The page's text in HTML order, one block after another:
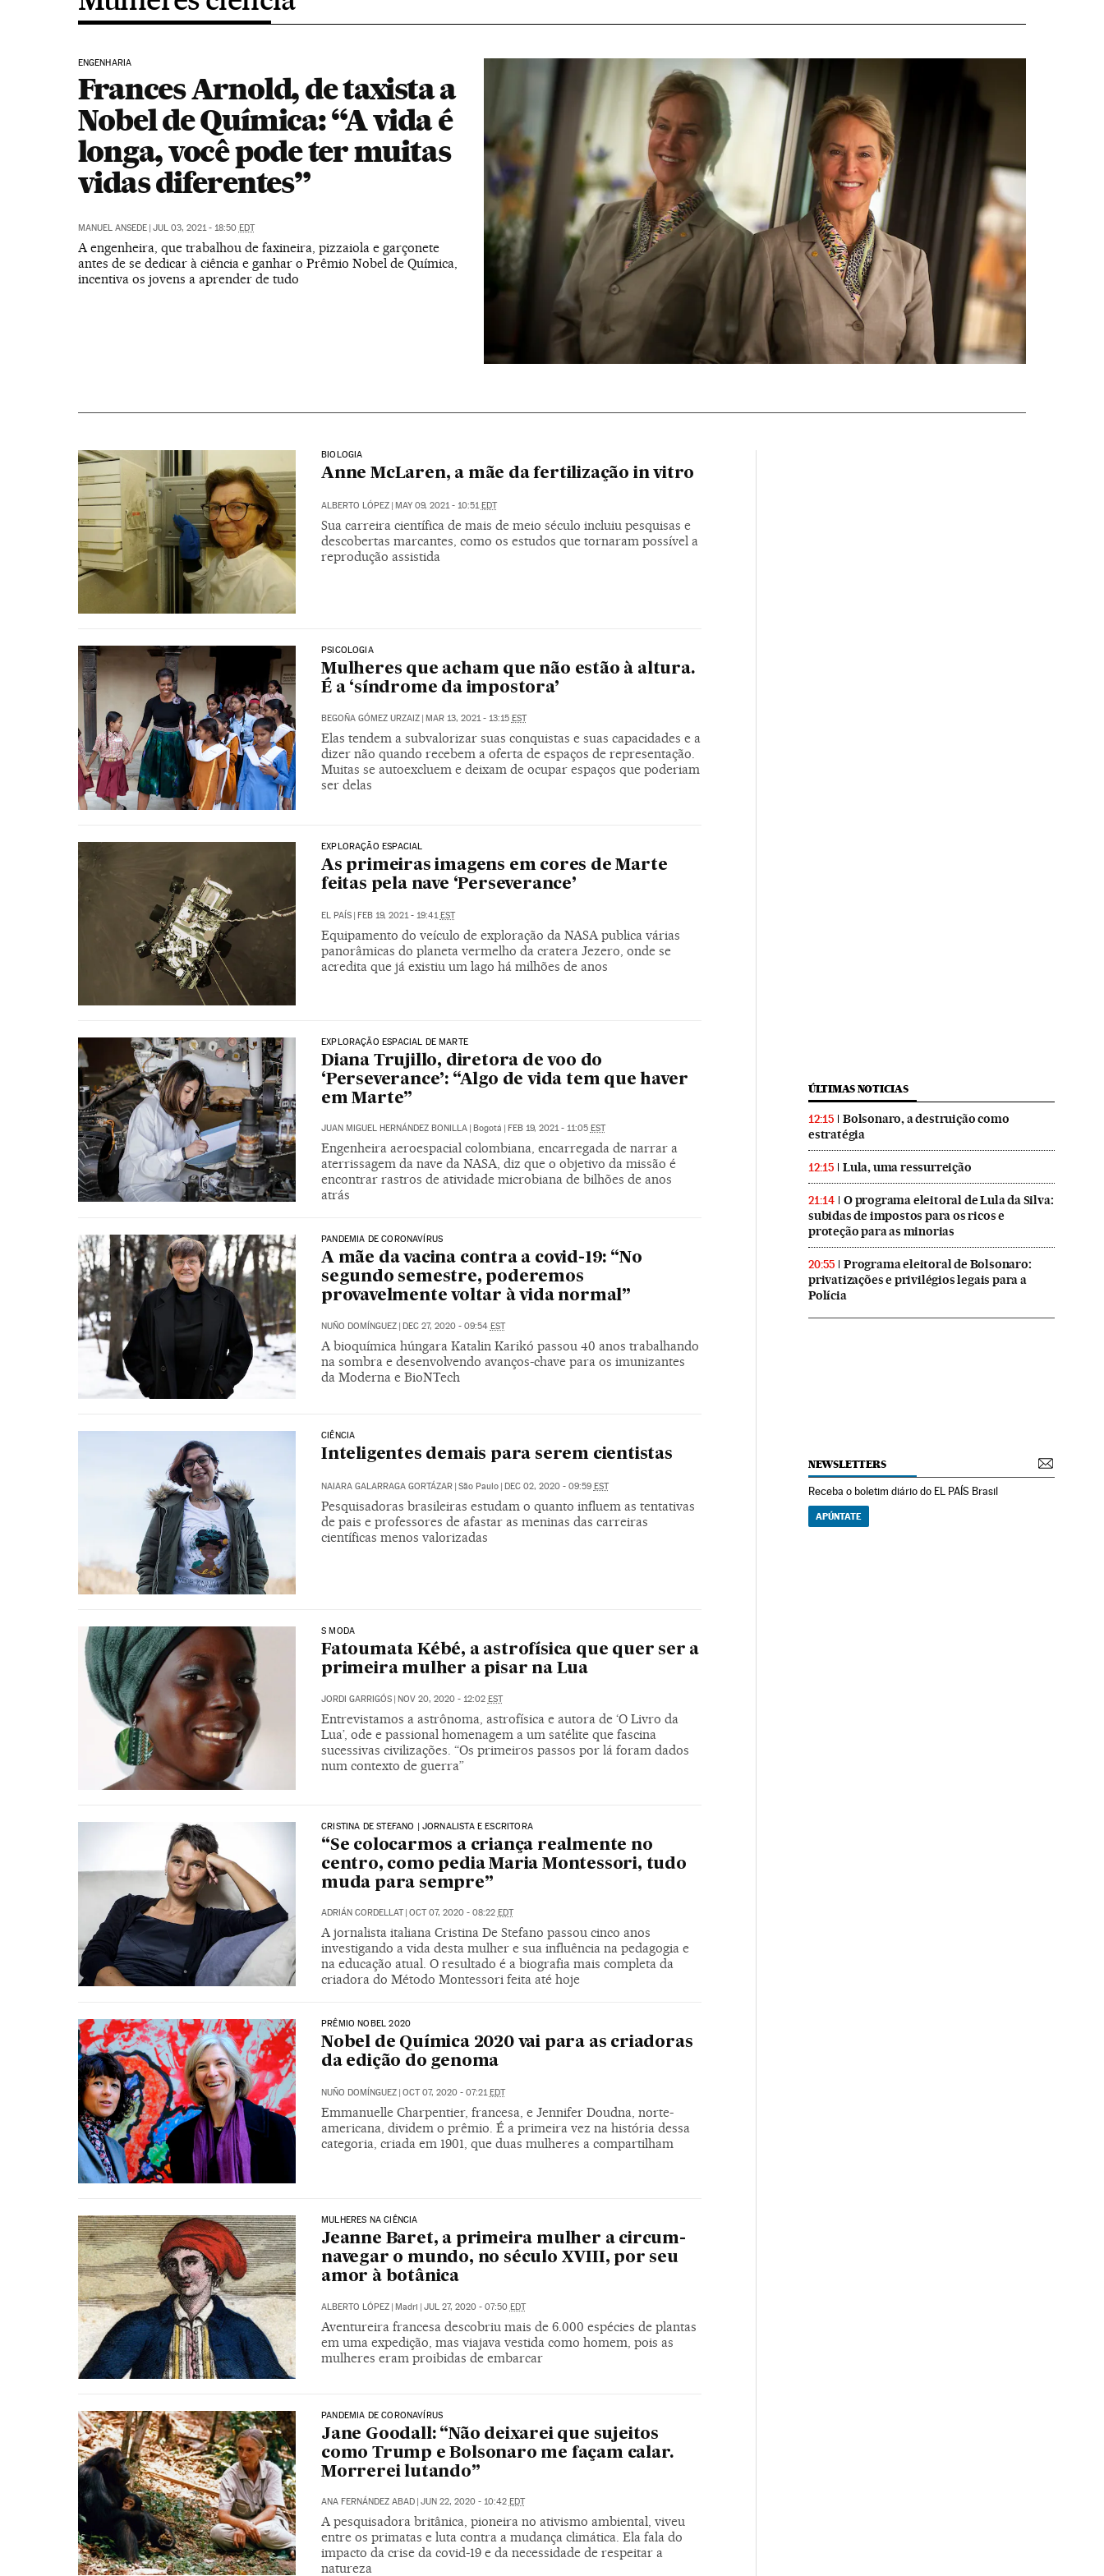
ENGENHARIA
Frances Arnold, de taxista a
Nobel de Química: “A vida é
longa, você pode ter muitas
vidas diferentes”
MANUEL ANSEDE | JUL 03, 2021 - 18:50 EDT
A engenheira, que trabalhou de faxineira, pizzaiola e garçonete
antes de se dedicar à ciência e ganhar o Prêmio Nobel de Química,
incentiva os jovens a aprender de tudo
BIOLOGIA
Anne McLaren, a mãe da fertilização in vitro
ALBERTO LÓPEZ | MAY 09, 2021 - 10:51EDT
Sua carreira científica de mais de meio século incluiu pesquisas e
descobertas marcantes, como os estudos que tornaram possível a
reprodução assistida
PSICOLOGIA
Mulheres que acham que não estão à altura.
É a ‘síndrome da impostora’
BEGOÑA GÓMEZ URZAIZ MAR 13, 2021 - 13:15 EST
Elas tendem a subvalorizar suas conquistas e suas capacidades e a
dizer não quando recebem a oferta de espaços de representação.
Muitas se autoexcluem e deixam de ocupar espaços que poderiam
ser delas
EXPLORAÇÃO ESPACIAL
As primeiras imagens em cores de Marte
feitas pela nave ‘Perseverance’
EL PAÍS | FEB 19, 2021 - 19:41EST
Equipamento do veículo de exploração da NASA publica várias
panorâmicas do planeta vermelho da cratera Jezero, onde se
acredita que já existiu um lago há milhões de anos
EXPLORAÇÃO ESPACIAL DE MARTE
Diana Trujillo, diretora de voo do
‘Perseverance’: “Algo de vida tem que haver
em Marte”
JUAN MIGUEL HERNÁNDEZ BONILLA Bogotá FEB 19, 2021 - 11:05 EST
Engenheira aeroespacial colombiana, encarregada de narrar a
aterrissagem da nave da NASA, diz que o objetivo da missão é
encontrar rastros de atividade microbiana de bilhões de anos
atrás
PANDEMIA DE CORONAVÍRUS
A mãe da vacina contra a covid-19: “No
segundo semestre, poderemos
provavelmente voltar à vida normal”
NUÑO DOMÍNGUEZ | DEC 27, 2020 - 09:54 EST
A bioquímica húngara Katalin Karikó passou 40 anos trabalhando
na sombra e desenvolvendo avanços-chave para os imunizantes
da Moderna e BioNTech
CIÊNCIA
Inteligentes demais para serem cientistas
NAIARA GALARRAGA GORTÁZAR | São Paulo | DEC 02, 2020 - 09:59 EST
Pesquisadoras brasileiras estudam o quanto influem as tentativas
de pais e professores de afastar as meninas das carreiras
científicas menos valorizadas
S MODA
Fatoumata Kébé, a astrofísica que quer ser a
primeira mulher a pisar na Lua
JORDI GARRIGÓS | NOV 20, 2020 - 12:02 EST
Entrevistamos a astrônoma, astrofísica e autora de ‘O Livro da
Lua’, ode e passional homenagem a um satélite que fascina
sucessivas civilizações. “Os primeiros passos por lá foram dados
num contexto de guerra”
CRISTINA DE STEFANO | JORNALISTA E ESCRITORA
“Se colocarmos a criança realmente no
centro, como pedia Maria Montessori, tudo
muda para sempre”
ADRIÁN CORDELLAT OCT 07, 2020 - 08:22 EDT
A jornalista italiana Cristina De Stefano passou cinco anos
investigando a vida desta mulher e sua influência na pedagogia e
na educação atual. O resultado é a biografia mais completa da
criadora do Método Montessori feita até hoje
PRÊMIO NOBEL 2020
Nobel de Química 2020 vai para as criadoras
da edição do genoma
NUÑO DOMÍNGUEZ OCT 07, 2020 - 07:21 EDT
Emmanuelle Charpentier, francesa, e Jennifer Doudna, norte-
americana, dividem o prêmio. É a primeira vez na história dessa
categoria, criada em 1901, que duas mulheres a compartilham
MULHERES NA CIÊNCIA
Jeanne Baret, a primeira mulher a circum-
navegar o mundo, no século XVIII, por seu
amor à botânica
ALBERTO LÓPEZ | Madri | JUL 27, 2020 - 07:50 EDT
Aventureira francesa descobriu mais de 6.000 espécies de plantas
em uma expedição, mas viajava vestida como homem, pois as
mulheres eram proibidas de embarcar
PANDEMIA DE CORONAVÍRUS
Jane Goodall: “Não deixarei que sujeitos
como Trump e Bolsonaro me façam calar.
Morrerei lutando”
ANA FERNÁNDEZ ABAD JUN 22, 2020 - 10:42 EDT
A pesquisadora britânica, pioneira no ativismo ambiental, viveu
entre os primatas e luta contra a mudança climática. Ela fala do
impacto da crise da covid-19 e da necessidade de respeitar a
natureza
ÚLTIMAS NOTICIAS
12:15
Bolsonaro, a destruição como
estratégia
12:15 Lula, uma ressurreição
21:14
O programa eleitoral de Lula da Silva:
subidas de impostos para os ricos e
proteção para as minorias
20:55
Programa eleitoral de Bolsonaro:
privatizações e privilégios legais para a
Polícia
NEWSLETTERS
Receba o boletim diário do EL PAÍS Brasil
APÚNTATE